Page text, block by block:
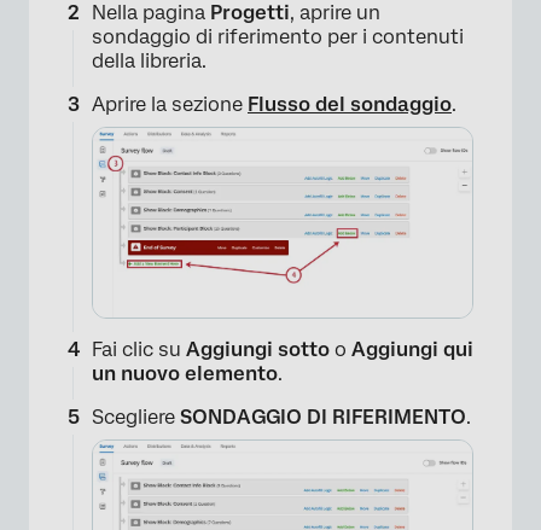
Nella pagina Progetti, aprire un
sondaggio di riferimento per i contenuti
della libreria.
Aprire la sezione Flusso del sondaggio.
Fai clic su Aggiungi sotto o Aggiungi qui
un nuovo elemento.
Scegliere SONDAGGIO DI RIFERIMENTO.